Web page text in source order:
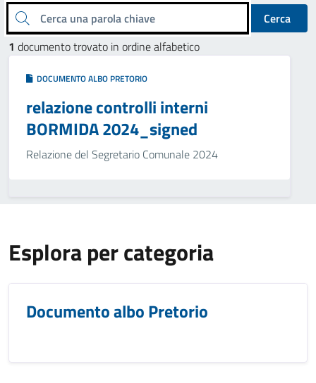
Cerca una parola chiave
Cerca
1 documento trovato in ordine alfabetico
DOCUMENTO ALBO PRETORIO
relazione controlli interni
BORMIDA 2024_signed
Relazione del Segretario Comunale 2024
Esplora per categoria
Documento albo Pretorio